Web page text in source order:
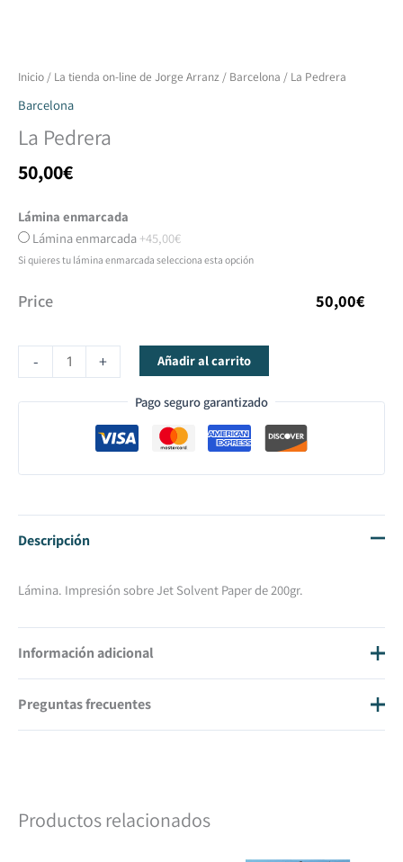
Inicio / La tienda on-line de Jorge Arranz / Barcelona / La Pedrera
Barcelona
La Pedrera
50,00€
Lámina enmarcada
Lámina enmarcada +45,00€
Si quieres tu lámina enmarcada selecciona esta opción
Price 50,00€
-
La
Pedrera
+ Añadir al carrito
Pago seguro garantizado
Descripción
Lámina. Impresión sobre Jet Solvent Paper de 200gr.
Información adicional
Tamaño
Preguntas frecuentes
Una vez hayamos recibido la transferencia o el pago con tarjeta del
Productos relacionados